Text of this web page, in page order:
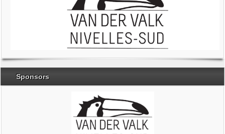
Sponsors